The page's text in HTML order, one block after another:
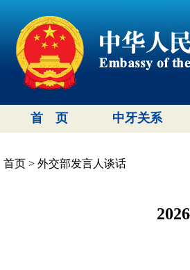
首 页 中牙关系
首页 > 外交部发言人谈话